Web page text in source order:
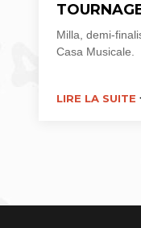
Milla, demi-
Casa Musicale.
LIRE LA SUITE